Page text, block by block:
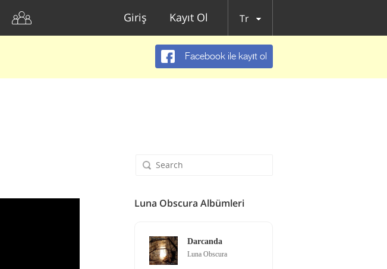
Giriş Kayıt Ol Tr
Facebook ile kayıt ol
Luna Obscura Albümleri
Darcanda
Luna Obscura